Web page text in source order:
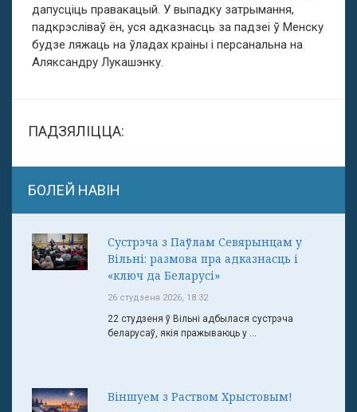
дапусціць правакацый. У выпадку затрымання,
падкрэсліваў ён, уся адказнасць за падзеі ў Менску
будзе ляжаць на ўладах краіны і персанальна на
Аляксандру Лукашэнку.
ПАДЗЯЛІЦЦА:
БОЛЕЙ НАВІН
Сустрэча з Паўлам Севярынцам у
Вільні: размова пра адказнасць і
«ключ да Беларусі»
26 студзеня 2026, 18:32
22 студзеня ў Вільні адбылася сустрэча
беларусаў, якія пражываюць у ...
Віншуем з Раством Хрыстовым!